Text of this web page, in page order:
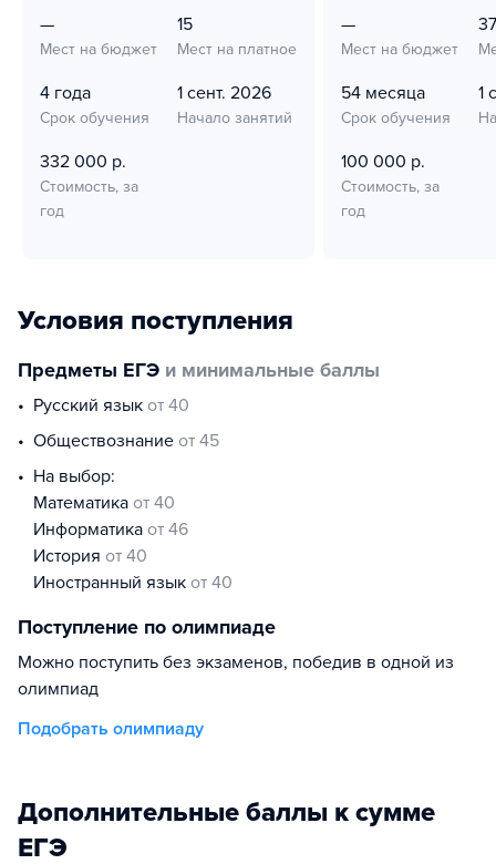
—
Мест на бюджет
15
Мест на платное
4 года
Срок обучения
1 сент. 2026
Начало занятий
332 000 р.
Стоимость, за
год
—
Мест на бюджет
37
54 месяца
Срок обучения
1
100 000 р.
Стоимость, за
год
Условия поступления
Предметы ЕГЭ и минимальные баллы
русский язык от 40
обществознание от 45
На выбор:
математика от 40
информатика от 46
история от 40
иностранный язык от 40
Поступление по олимпиаде
Можно поступить без экзаменов, победив в одной из
олимпиад
Подобрать олимпиаду
Дополнительные баллы к сумме
ЕГЭ